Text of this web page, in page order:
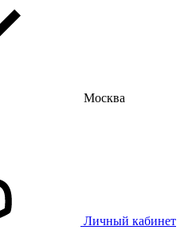
Москва
Личный кабинет